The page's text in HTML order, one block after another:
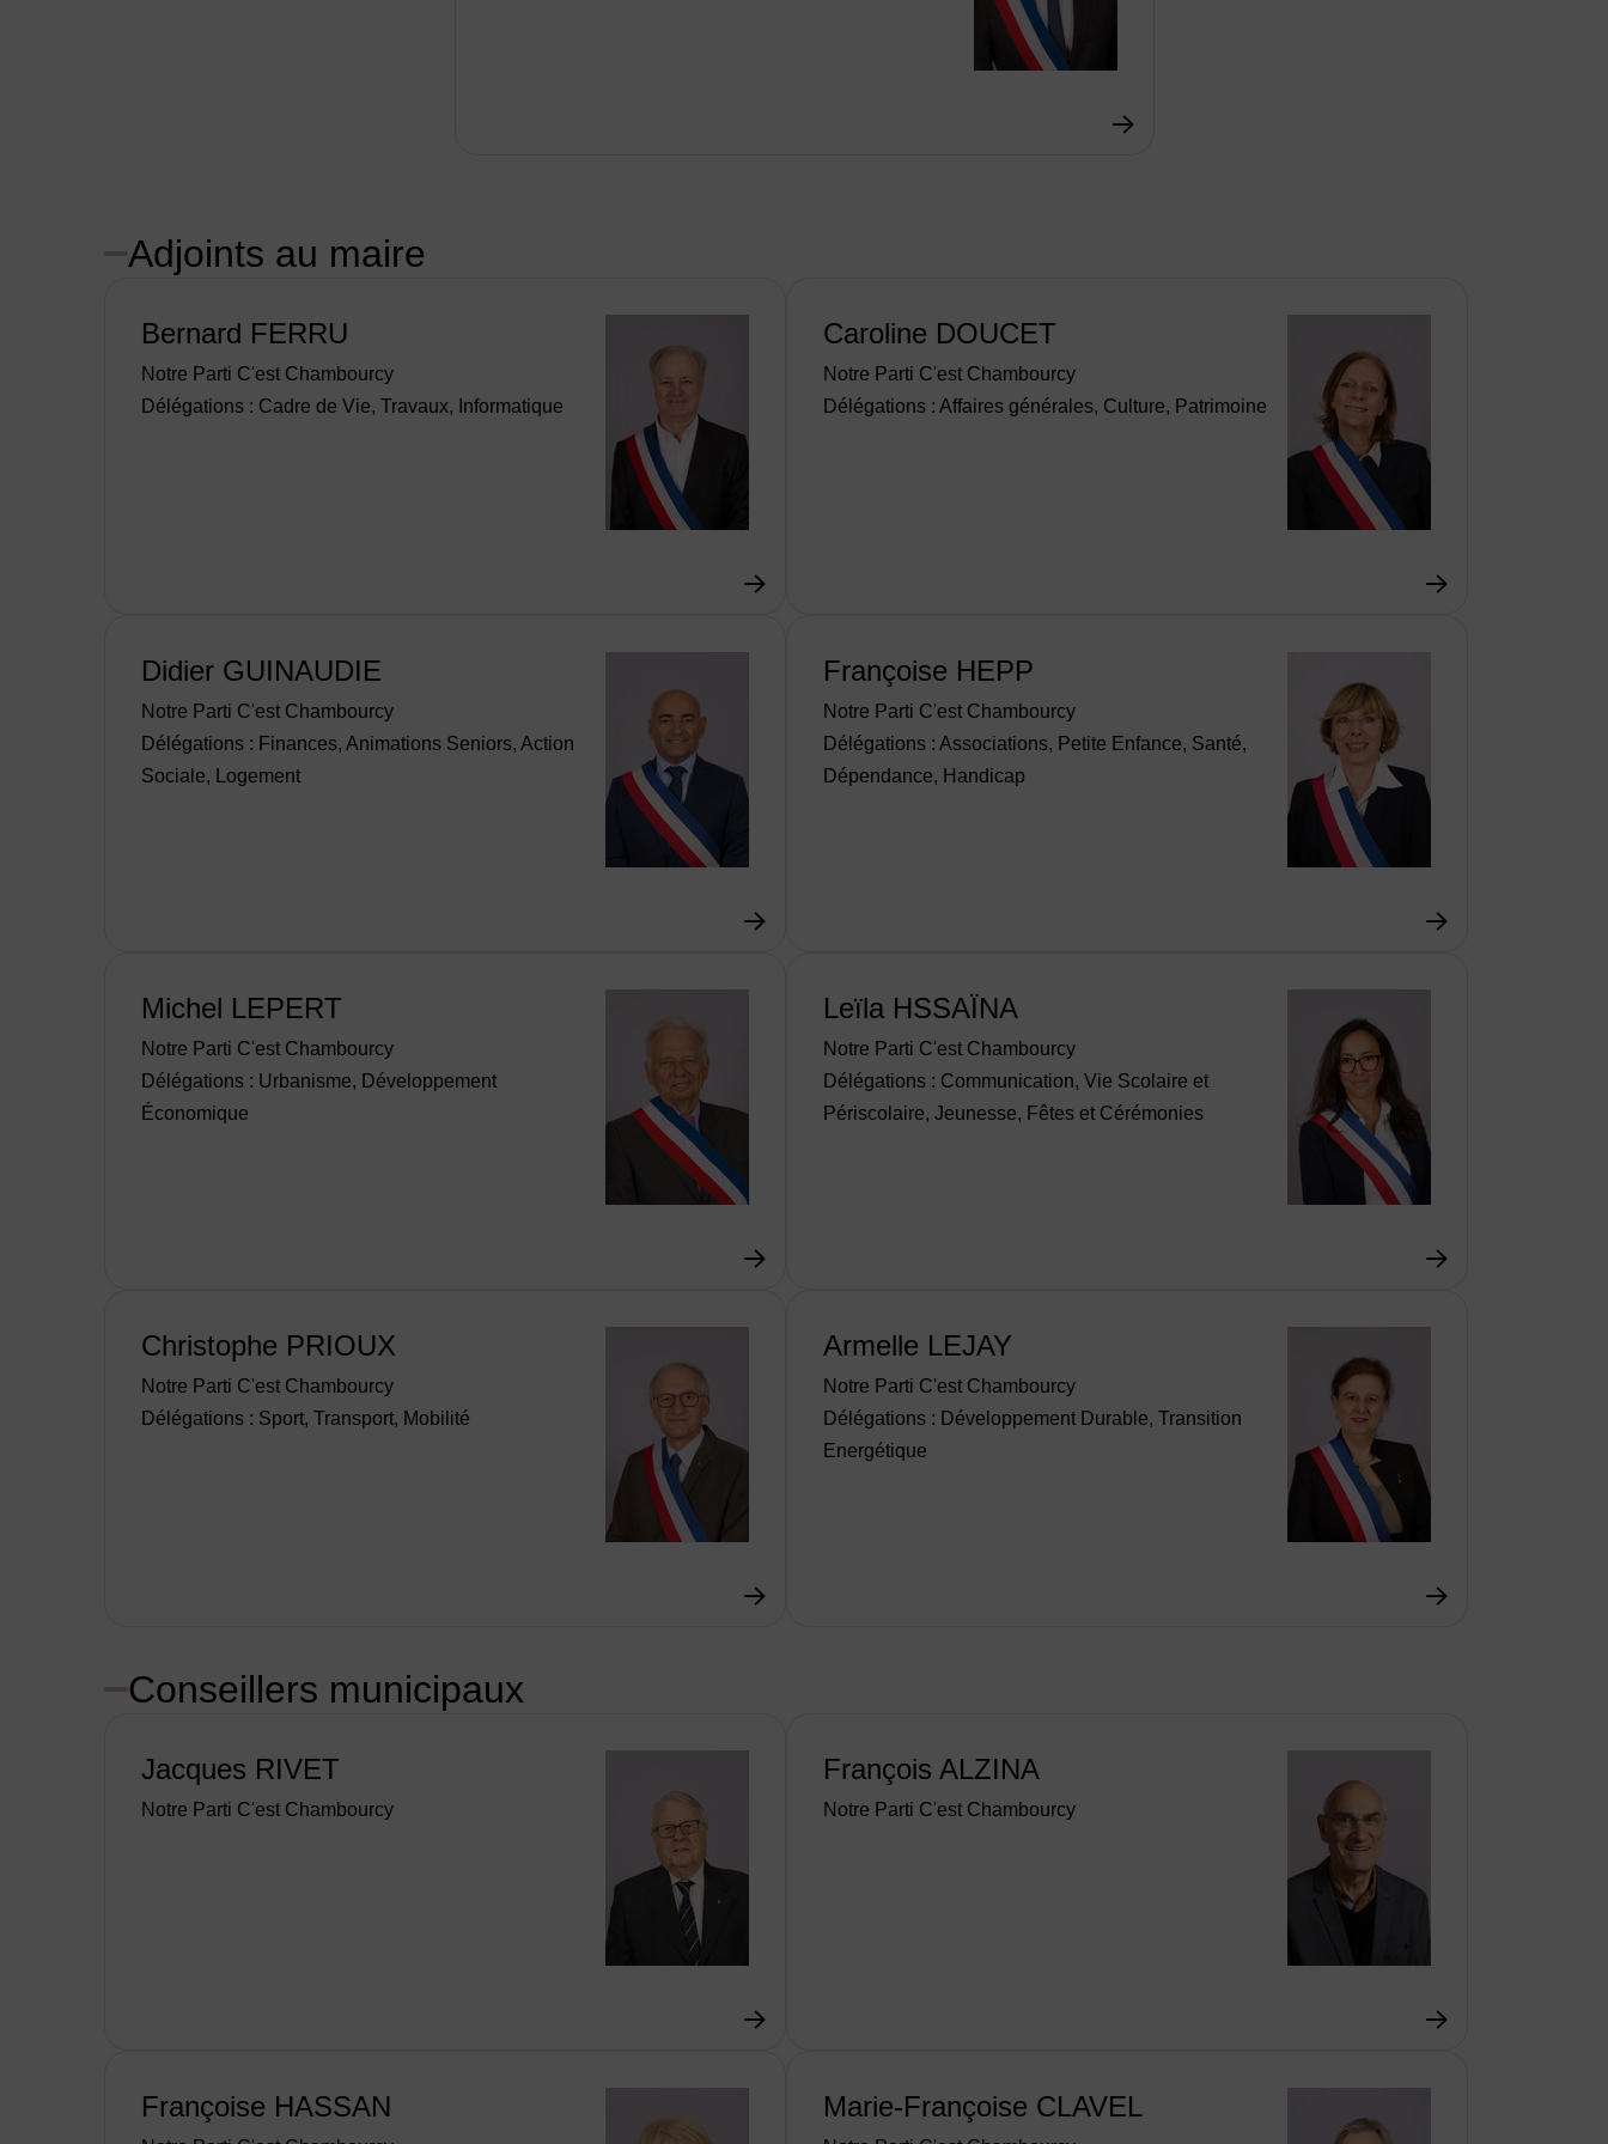
Adjoints au maire
Bernard FERRU
Notre Parti C'est Chambourcy
Délégations : Cadre de Vie, Travaux, Informatique
Caroline DOUCET
Notre Parti C'est Chambourcy
Délégations : Affaires générales, Culture, Patrimoine
Didier GUINAUDIE
Notre Parti C'est Chambourcy
Délégations : Finances, Animations Seniors, Action
Sociale, Logement
Françoise HEPP
Notre Parti C'est Chambourcy
Délégations : Associations, Petite Enfance, Santé,
Dépendance, Handicap
Michel LEPERT
Notre Parti C'est Chambourcy
Délégations : Urbanisme, Développement
Économique
Leïla HSSAÏNA
Notre Parti C'est Chambourcy
Délégations : Communication, Vie Scolaire et
Périscolaire, Jeunesse, Fêtes et Cérémonies
Christophe PRIOUX
Notre Parti C'est Chambourcy
Délégations : Sport, Transport, Mobilité
Armelle LEJAY
Notre Parti C'est Chambourcy
Délégations : Développement Durable, Transition
Energétique
Conseillers municipaux
Jacques RIVET
Notre Parti C'est Chambourcy
François ALZINA
Notre Parti C'est Chambourcy
Françoise HASSAN Marie-Françoise CLAVEL